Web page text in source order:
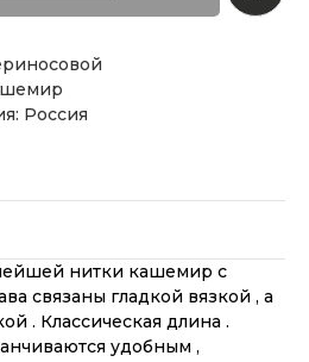
Россия
нитки кашемир с
связаны гладкой вязкой , а
. Классическая длина .
удобным ,